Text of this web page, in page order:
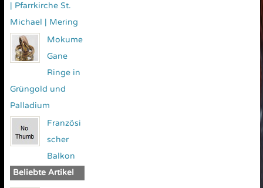
| Pfarrkirche St.
Michael | Mering
Mokume
Gane
Ringe in
Grüngold und
Palladium
Französi
scher
Balkon
Beliebte Artikel